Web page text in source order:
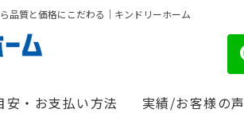
品質と価格にこだわる｜キンドリーホーム
安・お支払い方法 実績/お客様の声